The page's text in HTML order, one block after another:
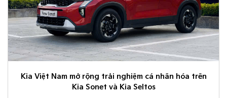
Kia Việt Nam mở rộng trải nghiệm cá nhân hóa trên
Kia Sonet và Kia Seltos